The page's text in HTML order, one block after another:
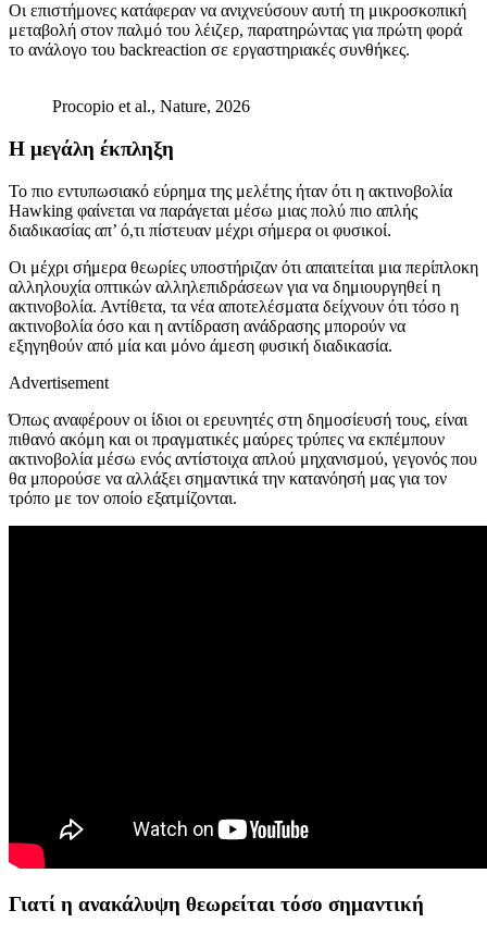
Οι επιστήμονες κατάφεραν να ανιχνεύσουν αυτή τη μικροσκοπική
μεταβολή στον παλμό του λέιζερ, παρατηρώντας για πρώτη φορά
το ανάλογο του backreaction σε εργαστηριακές συνθήκες.
Procopio et al., Nature, 2026
Η μεγάλη έκπληξη
Το πιο εντυπωσιακό εύρημα της μελέτης ήταν ότι η ακτινοβολία
Hawking φαίνεται να παράγεται μέσω μιας πολύ πιο απλής
διαδικασίας απ’ ό,τι πίστευαν μέχρι σήμερα οι φυσικοί.
Οι μέχρι σήμερα θεωρίες υποστήριζαν ότι απαιτείται μια περίπλοκη
αλληλουχία οπτικών αλληλεπιδράσεων για να δημιουργηθεί η
ακτινοβολία. Αντίθετα, τα νέα αποτελέσματα δείχνουν ότι τόσο η
ακτινοβολία όσο και η αντίδραση ανάδρασης μπορούν να
εξηγηθούν από μία και μόνο άμεση φυσική διαδικασία.
Advertisement
Όπως αναφέρουν οι ίδιοι οι ερευνητές στη δημοσίευσή τους, είναι
πιθανό ακόμη και οι πραγματικές μαύρες τρύπες να εκπέμπουν
ακτινοβολία μέσω ενός αντίστοιχα απλού μηχανισμού, γεγονός που
θα μπορούσε να αλλάξει σημαντικά την κατανόησή μας για τον
τρόπο με τον οποίο εξατμίζονται.
Γιατί η ανακάλυψη θεωρείται τόσο σημαντική